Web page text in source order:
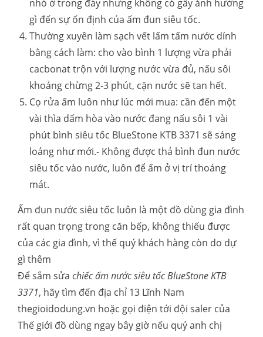
nhỏ ở trong đáy nhưng không có gây ảnh hưởng
gì đến sự ổn định của ấm đun siêu tốc.
Thường xuyên làm sạch vết lấm tấm nước dính
bằng cách làm: cho vào bình 1 lượng vừa phải
cacbonat trộn với lượng nước vừa đủ, nấu sôi
khoảng chừng 2-3 phút, cặn nước sẽ tan hết.
Cọ rửa ấm luôn như lúc mới mua: cần đến một
vài thìa dấm hòa vào nước đang nấu sôi 1 vài
phút bình siêu tốc BlueStone KTB 3371 sẽ sáng
loáng như mới.- Không được thả bình đun nước
siêu tốc vào nước, luôn để ấm ở vị trí thoáng
mát.
Ấm đun nước siêu tốc luôn là một đồ dùng gia đình
rất quan trọng trong căn bếp, không thiếu được
của các gia đình, vì thế quý khách hàng còn do dự
gì thêm
Để sắm sửa chiếc ấm nước siêu tốc BlueStone KTB
3371, hãy tìm đến địa chỉ 13 Lĩnh Nam
thegioidodung.vn hoặc gọi điện tới đội saler của
Thế giới đồ dùng ngay bây giờ nếu quý anh chị